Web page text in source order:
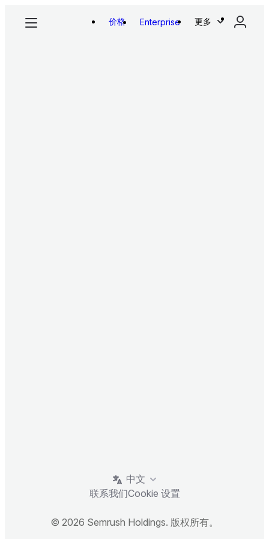
价格 Enterprise 更多
中文
联系我们Cookie 设置
© 2026 Semrush Holdings. 版权所有。